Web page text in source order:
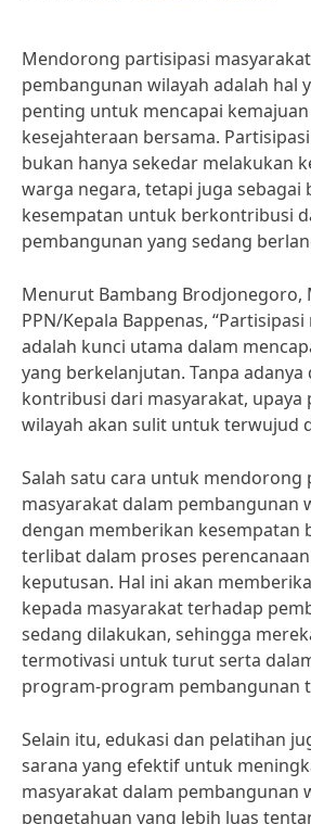
Mendorong partisipasi
pembangunan wilayah adalah hal
penting untuk mencapai
kesejahteraan bersama.
bukan hanya sekedar melakukan
warga negara, tetapi juga sebagai
kesempatan untuk berkontribusi
pembangunan yang sedang
Menurut Bambang Brodjonegoro,
PPN/Kepala Bappenas,
adalah kunci utama dalam
yang berkelanjutan. Tanpa
kontribusi dari masyarakat, upaya
wilayah akan sulit untuk terwujud
Salah satu cara untuk mendorong
masyarakat dalam pembangunan
dengan memberikan kesempatan
terlibat dalam proses
keputusan. Hal ini akan
kepada masyarakat terhadap
sedang dilakukan, sehingga
termotivasi untuk turut serta
program-program pembangunan
Selain itu, edukasi dan pelatihan
sarana yang efektif untuk
masyarakat dalam pembangunan
pengetahuan yang lebih luas